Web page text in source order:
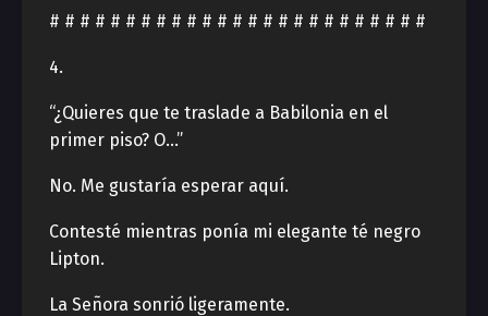
# # # # # # # # # # # # # # # # # # # # # # # # #
4.
“¿Quieres que te traslade a Babilonia en el
primer piso? O…”
No. Me gustaría esperar aquí.
Contesté mientras ponía mi elegante té negro
Lipton.
La Señora sonrió ligeramente.